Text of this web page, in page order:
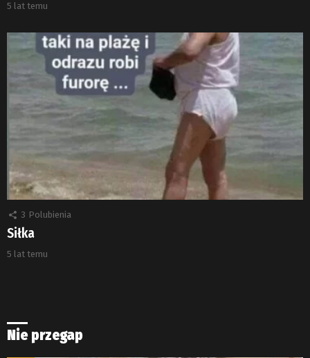
5 lat temu
3 Polubienia
Siłka
5 lat temu
Nie przegap